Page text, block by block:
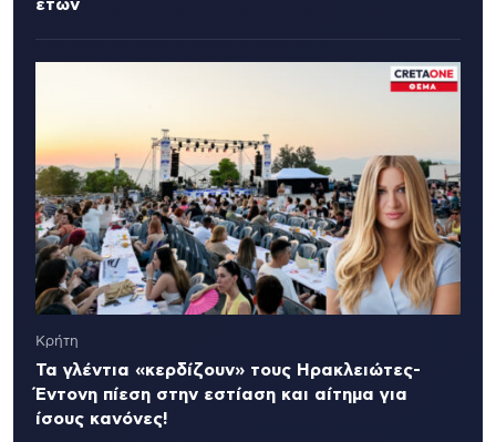
ετών
Κρήτη
Τα γλέντια «κερδίζουν» τους Ηρακλειώτες-
Έντονη πίεση στην εστίαση και αίτημα για
ίσους κανόνες!